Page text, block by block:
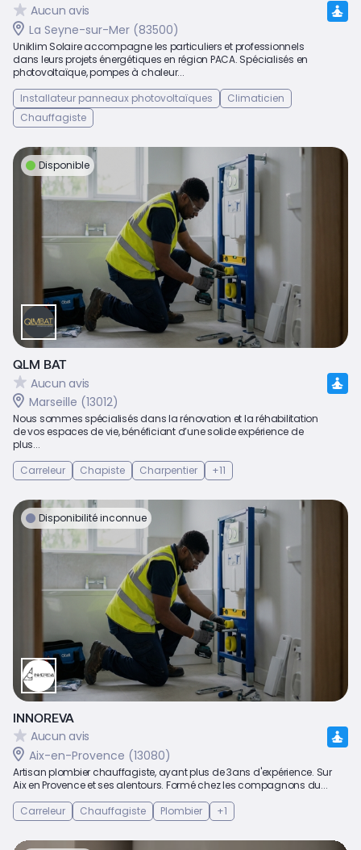
Aucun avis
La Seyne-sur-Mer (83500)
Uniklim Solaire accompagne les particuliers et professionnels
dans leurs projets énergétiques en région PACA. Spécialisés en
photovoltaïque, pompes à chaleur...
Installateur panneaux photovoltaïques
Climaticien
Chauffagiste
Disponible
QLM BAT
Aucun avis
Marseille (13012)
Nous sommes spécialisés dans la rénovation et la réhabilitation
de vos espaces de vie, bénéficiant d’une solide expérience de
plus...
Carreleur
Chapiste Charpentier +11
Disponibilité inconnue
INNOREVA
Aucun avis
Aix-en-Provence (13080)
Artisan plombier chauffagiste, ayant plus de 3ans d'expérience. Sur
Aix en Provence et ses alentours. Formé chez les compagnons du...
Carreleur
Chauffagiste Plombier +1